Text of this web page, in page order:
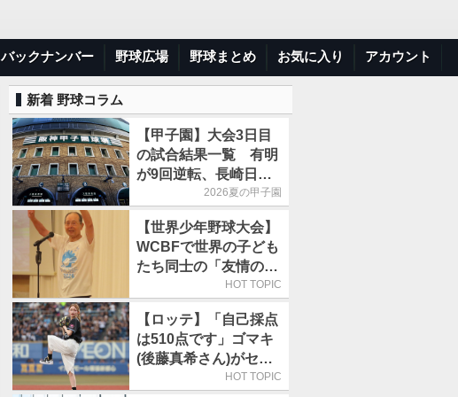
バックナンバー 野球広場 野球まとめ お気に入り アカウント
新着 野球コラム
【甲子園】大会3日目
の試合結果一覧 有明
が9回逆転、長崎日大
は15得点で大勝2026夏の甲子園
【世界少年野球大会】
WCBFで世界の子ども
たち同士の「友情の
輪」が広がる理由HOT TOPIC
【ロッテ】「自己採点
は510点です」ゴマキ
(後藤真希さん)がセレ
モニアルピッチHOT TOPIC